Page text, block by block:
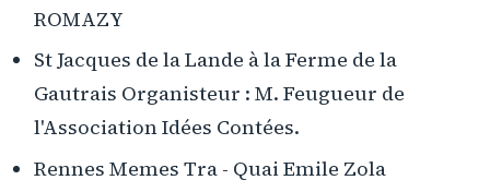
ROMAZY
St Jacques de la Lande à la Ferme de la
Gautrais Organisteur : M. Feugueur de
l'Association Idées Contées.
Rennes Memes Tra - Quai Emile Zola